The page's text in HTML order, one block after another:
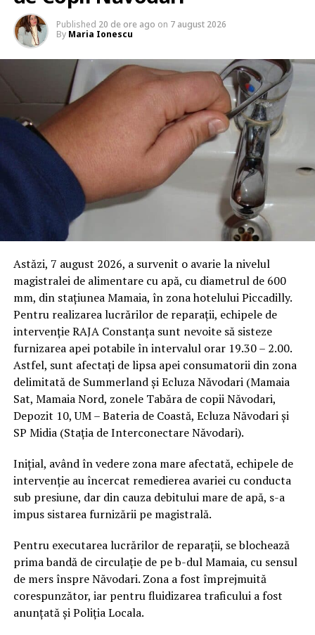
Published 20 de ore ago on 7 august 2026
By Maria Ionescu
Astăzi, 7 august 2026, a survenit o avarie la nivelul
magistralei de alimentare cu apă, cu diametrul de 600
mm, din stațiunea Mamaia, în zona hotelului Piccadilly.
Pentru realizarea lucrărilor de reparații, echipele de
intervenție RAJA Constanța sunt nevoite să sisteze
furnizarea apei potabile în intervalul orar 19.30 – 2.00.
Astfel, sunt afectați de lipsa apei consumatorii din zona
delimitată de Summerland și Ecluza Năvodari (Mamaia
Sat, Mamaia Nord, zonele Tabăra de copii Năvodari,
Depozit 10, UM – Bateria de Coastă, Ecluza Năvodari și
SP Midia (Stația de Interconectare Năvodari).
Inițial, având în vedere zona mare afectată, echipele de
intervenție au încercat remedierea avariei cu conducta
sub presiune, dar din cauza debitului mare de apă, s-a
impus sistarea furnizării pe magistrală.
Pentru executarea lucrărilor de reparații, se blochează
prima bandă de circulație de pe b-dul Mamaia, cu sensul
de mers înspre Năvodari. Zona a fost împrejmuită
corespunzător, iar pentru fluidizarea traficului a fost
anunțată și Poliția Locala.